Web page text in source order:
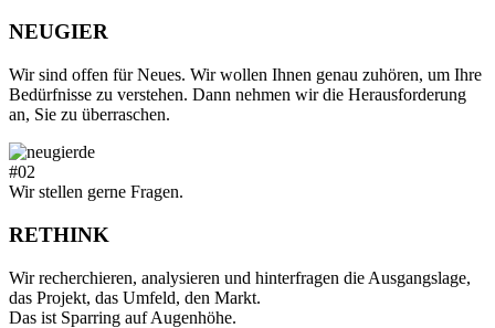
NEUGIER
Wir sind offen für Neues. Wir wollen Ihnen genau zuhören, um Ihre
Bedürfnisse zu verstehen. Dann nehmen wir die Herausforderung
an, Sie zu überraschen.
#02
Wir stellen gerne Fragen.
RETHINK
Wir recherchieren, analysieren und hinterfragen die Ausgangslage,
das Projekt, das Umfeld, den Markt.
Das ist Sparring auf Augenhöhe.